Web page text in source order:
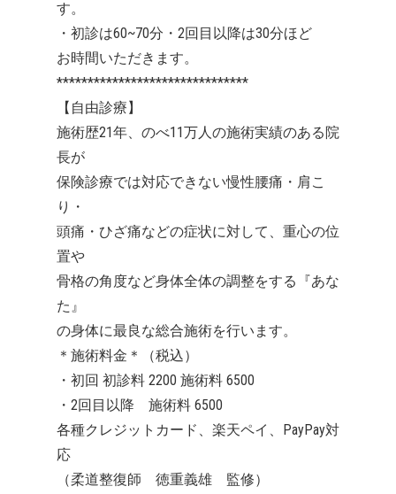
す。
・初診は60~70分・2回目以降は30分ほど
お時間いただきます。
*******************************
【自由診療】
施術歴21年、のべ11万人の施術実績のある院
長が
保険診療では対応できない慢性腰痛・肩こ
り・
頭痛・ひざ痛などの症状に対して、重心の位
置や
骨格の角度など身体全体の調整をする『あな
た』
の身体に最良な総合施術を行います。
＊施術料金＊（税込）
・初回 初診料 2200 施術料 6500
・2回目以降 施術料 6500
各種クレジットカード、楽天ペイ、PayPay対
応
（柔道整復師 徳重義雄 監修）